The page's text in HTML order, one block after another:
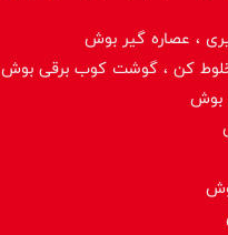
، عصاره گیر بوش
کن ، گوشت کوب برقی بوش
بوش